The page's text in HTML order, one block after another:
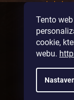
Tento
cookie,
webu.